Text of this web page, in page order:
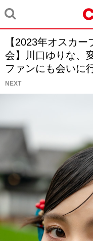
【2023年オスカ
会】川口ゆりな、
ファンにも会いに
NEXT